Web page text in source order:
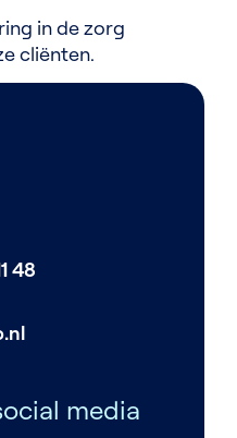
in de zorg
cliënten.
48
media